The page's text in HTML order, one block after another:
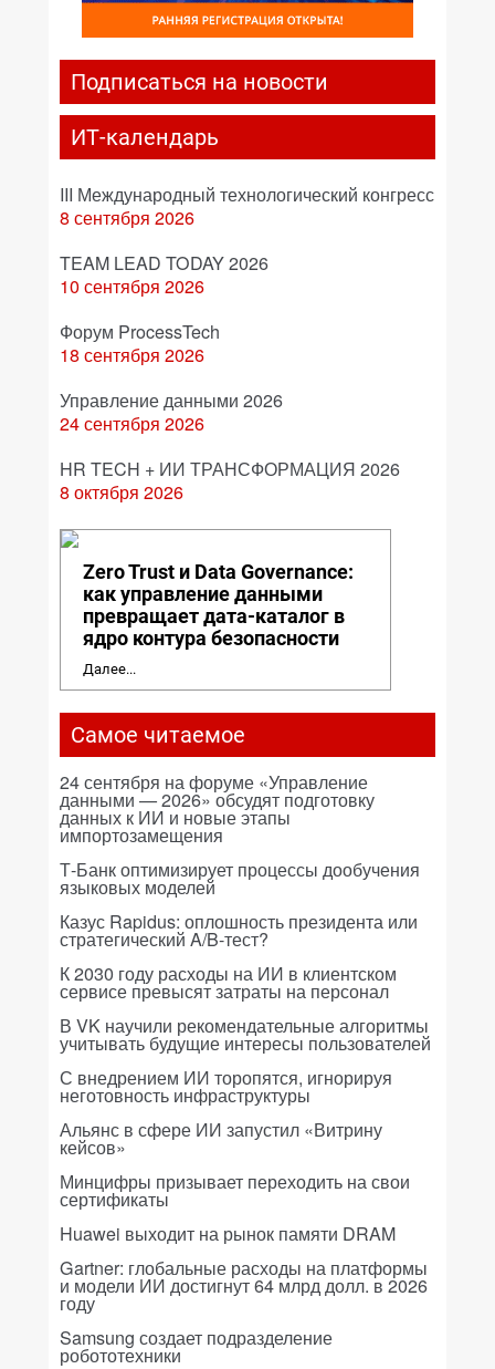
Подписаться на новости
ИТ-календарь
III Международный технологический конгресс
8 сентября 2026
TEAM LEAD TODAY 2026
10 сентября 2026
Форум ProcessTech
18 сентября 2026
Управление данными 2026
24 сентября 2026
HR TECH + ИИ ТРАНСФОРМАЦИЯ 2026
8 октября 2026
Zero Trust и Data Governance:
как управление данными
превращает дата-каталог в
ядро контура безопасности
Далее...
Самое читаемое
24 сентября на форуме «Управление
данными — 2026» обсудят подготовку
данных к ИИ и новые этапы
импортозамещения
Т-Банк оптимизирует процессы дообучения
языковых моделей
Казус Rapidus: оплошность президента или
стратегический A/B-тест?
К 2030 году расходы на ИИ в клиентском
сервисе превысят затраты на персонал
В VK научили рекомендательные алгоритмы
учитывать будущие интересы пользователей
С внедрением ИИ торопятся, игнорируя
неготовность инфраструктуры
Альянс в сфере ИИ запустил «Витрину
кейсов»
Минцифры призывает переходить на свои
сертификаты
Huawei выходит на рынок памяти DRAM
Gartner: глобальные расходы на платформы
и модели ИИ достигнут 64 млрд долл. в 2026
году
Samsung создает подразделение
робототехники